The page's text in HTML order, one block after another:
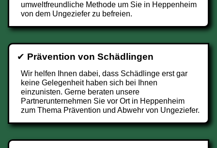
umweltfreundliche Methode um Sie in Heppenheim
von dem Ungeziefer zu befreien.
✔ Prävention von Schädlingen
Wir helfen Ihnen dabei, dass Schädlinge erst gar
keine Gelegenheit haben sich bei Ihnen
einzunisten. Gerne beraten unsere
Partnerunternehmen Sie vor Ort in Heppenheim
zum Thema Prävention und Abwehr von Ungeziefer.